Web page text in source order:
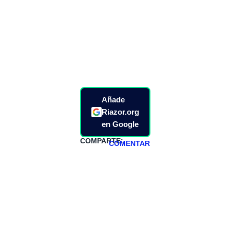
Añade
Riazor.org
en Google
COMPARTE:COMENTAR